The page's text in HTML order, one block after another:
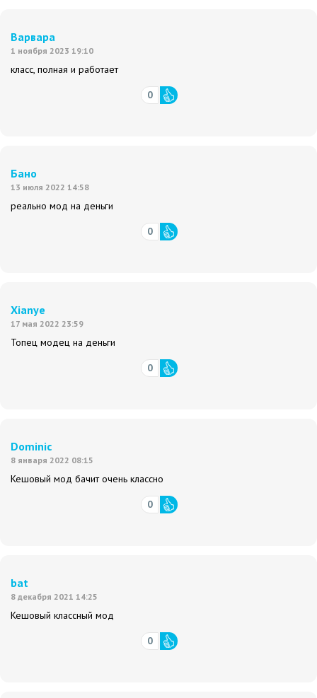
Варвара
1 ноября 2023 19:10
класс, полная и работает
0
Бано
13 июля 2022 14:58
реально мод на деньги
0
Xianye
17 мая 2022 23:59
Топец модец на деньги
0
Dominic
8 января 2022 08:15
Кешовый мод бачит очень классно
0
bat
8 декабря 2021 14:25
Кешовый классный мод
0